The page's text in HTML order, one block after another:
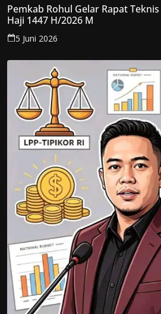
Pemkab Rohul Gelar Rapat
Haji 1447 H/2026 M
5 Juni 2026